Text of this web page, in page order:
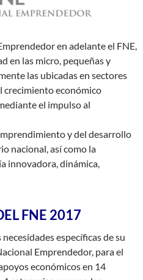
en adelante el FNE,
en las micro, pequeñas y
las ubicadas en sectores
crecimiento económico
el impulso al
y del desarrollo
nacional, así como la
innovadora, dinámica,
FNE 2017
específicas de su
Emprendedor, para el
económicos en 14